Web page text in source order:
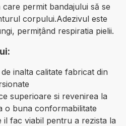
permit bandajului să se
corpului.Adezivul este
permițând respiratia pielii.
inalta calitate fabricat din
superioare si revenirea la
o buna conformabilitate
il fac viabil pentru a rezista la